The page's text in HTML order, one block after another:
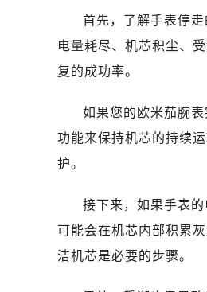
泉州市丰
石家庄市
唐山市路
台州市椒
内蒙古自
首先，了解手表停
电量耗尽、机芯积尘、
复的成功率。
如果您的欧米茄腕
功能来保持机芯的持续
护。
接下来，如果手表
可能会在机芯内部积累
洁机芯是必要的步骤。